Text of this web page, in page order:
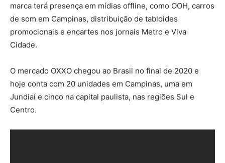
marca terá presença em mídias offline, como OOH, carros
de som em Campinas, distribuição de tabloides
promocionais e encartes nos jornais Metro e Viva
Cidade.
O mercado OXXO chegou ao Brasil no final de 2020 e
hoje conta com 20 unidades em Campinas, uma em
Jundiaí e cinco na capital paulista, nas regiões Sul e
Centro.